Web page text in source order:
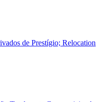
de Prestígio; Relocation